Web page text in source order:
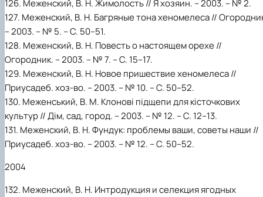
126. Меженский, В. Н. Жимолость // Я хозяин. – 2003. – № 2.
127. Меженский, В. Н. Багряные тона хеномелеса //
– 2003. – № 5. – С. 50–51.
128. Меженский, В. Н. Повесть о настоящем орехе //
Огородник. – 2003. – № 7. – С. 15–17.
129. Меженский, В. Н. Новое пришествие хеномелеса //
Приусадеб. хоз-во. – 2003. – № 10. – С. 50–52.
130. Меженський, В. М. Клонові підщепи для кісточкових
культур // Дім, сад, город. – 2003. – № 12. – С. 12–13.
131. Меженский, В. Н. Фундук: проблемы ваши, советы наши //
Приусадеб. хоз-во. – 2003. – № 12. – С. 50–52.
2004
132. Меженский, В. Н. Интродукция и селекция ягодных